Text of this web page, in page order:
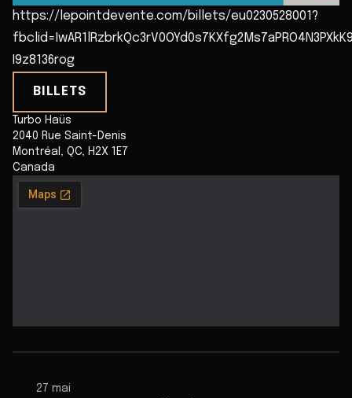
https://lepointdevente.com/billets/eu0230528001?
I9z8136rog
BILLETS
Turbo Haüs
2040 Rue Saint-Denis
Montréal , QC, H2X 1E7
Canada
27 mai